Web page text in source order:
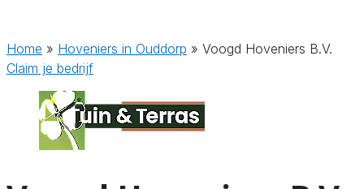
Home » Hoveniers in Ouddorp » Voogd Hoveniers B.V.
Claim je bedrijf